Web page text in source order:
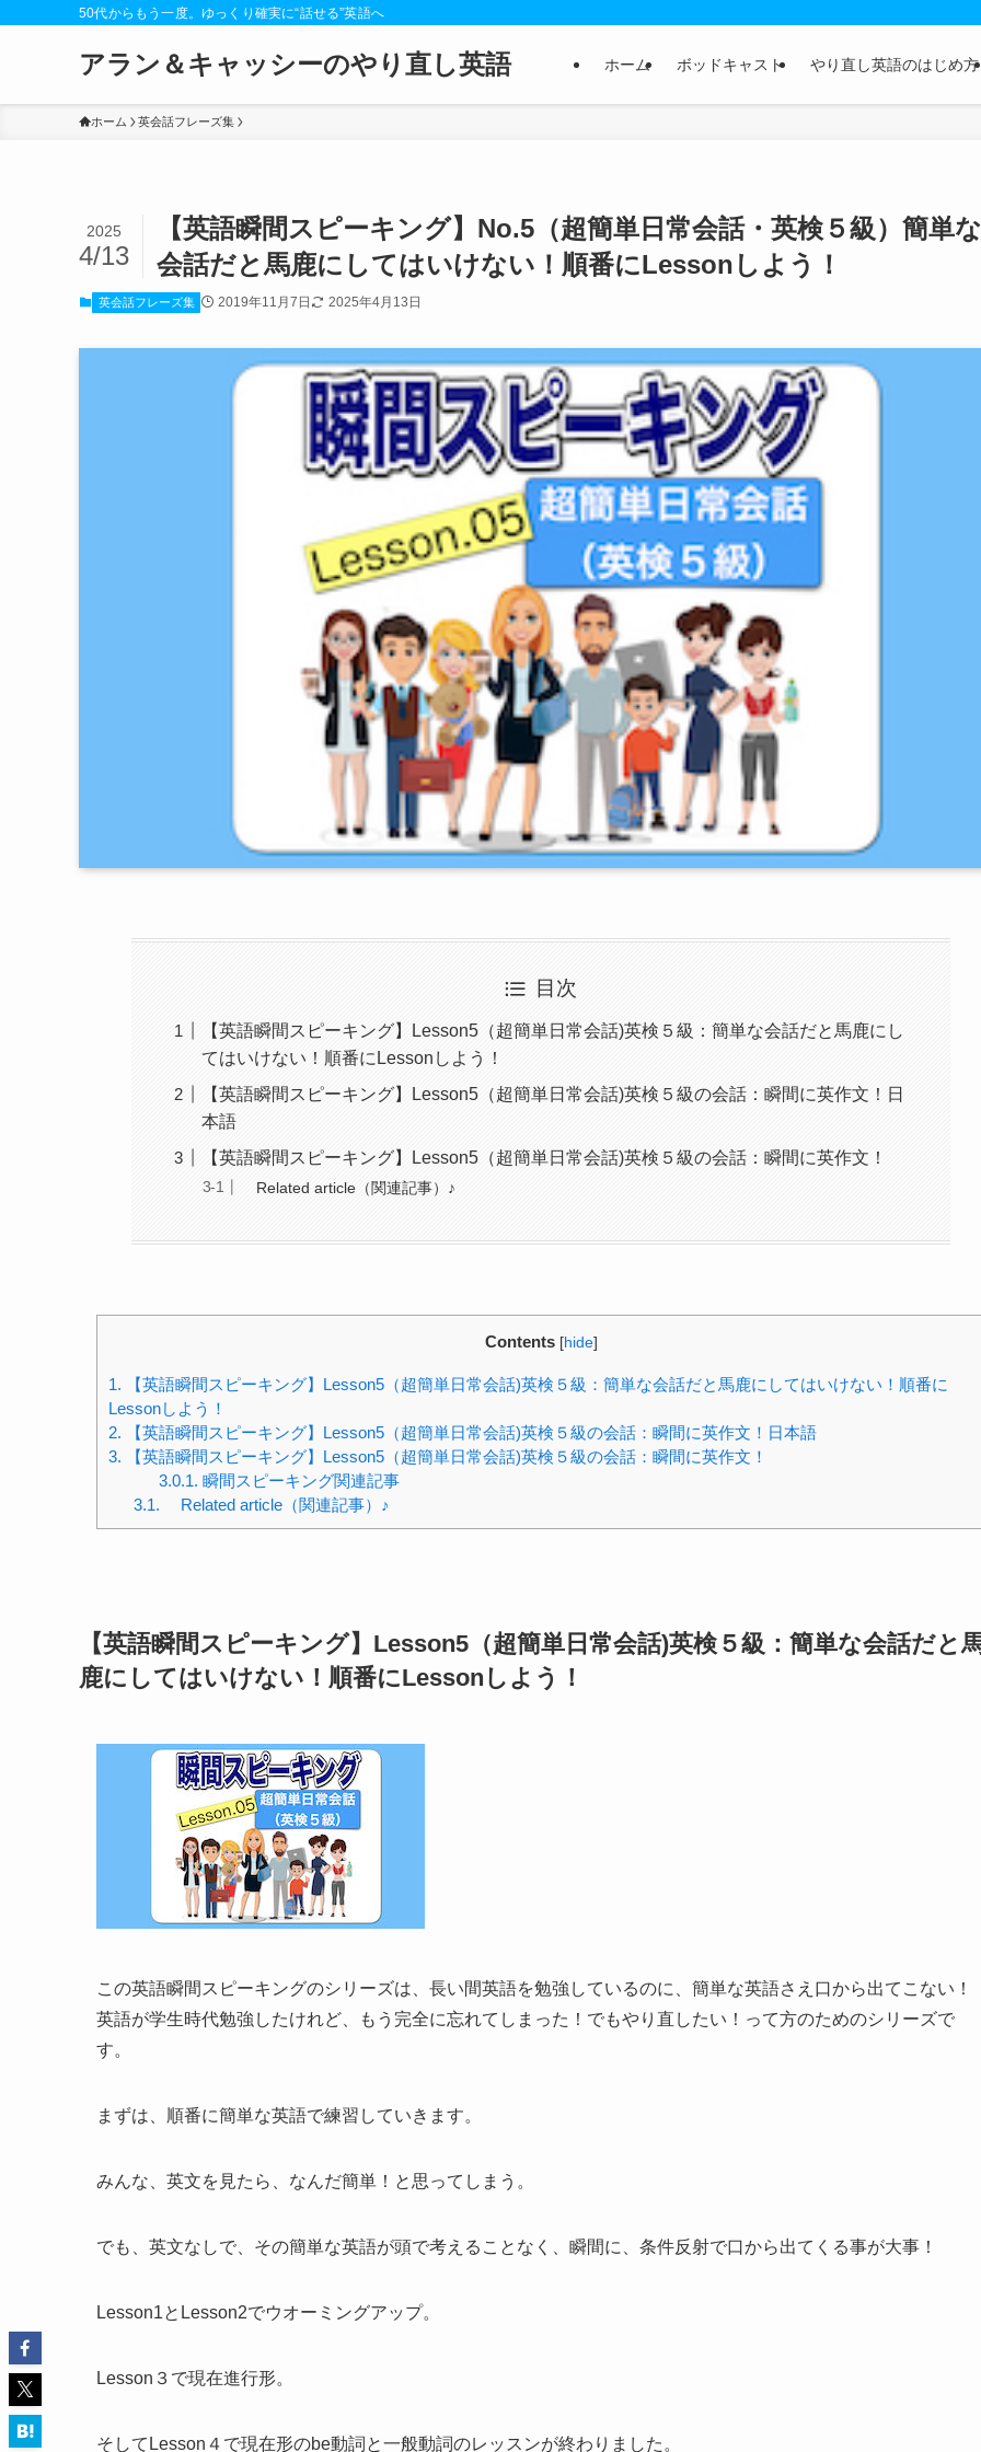
50代からもう一度。ゆっくり確実に“話せる”英語へ
アラン＆キャッシーのやり直し英語 ホーム ボッドキャスト やり直し英語のはじめ方
ホーム 英会話フレーズ集
【英語瞬間スピーキング】No.5（超簡単日常会話・英検５級）簡単な
会話だと馬鹿にしてはいけない！順番にLessonしよう！
2025
4/13
英会話フレーズ集 2019年11月7日 2025年4月13日
目次
【英語瞬間スピーキング】Lesson5（超簡単日常会話)英検５級：簡単な会話だと馬鹿にし
てはいけない！順番にLessonしよう！
【英語瞬間スピーキング】Lesson5（超簡単日常会話)英検５級の会話：瞬間に英作文！日
本語
【英語瞬間スピーキング】Lesson5（超簡単日常会話)英検５級の会話：瞬間に英作文！
Related article（関連記事）♪
Contents [hide]
1. 【英語瞬間スピーキング】Lesson5（超簡単日常会話)英検５級：簡単な会話だと馬鹿にしてはいけない！順番に
Lessonしよう！
2. 【英語瞬間スピーキング】Lesson5（超簡単日常会話)英検５級の会話：瞬間に英作文！日本語
3. 【英語瞬間スピーキング】Lesson5（超簡単日常会話)英検５級の会話：瞬間に英作文！
3.0.1. 瞬間スピーキング関連記事
3.1. Related article（関連記事）♪
【英語瞬間スピーキング】Lesson5（超簡単日常会話)英検５級：簡単な会話だと
鹿にしてはいけない！順番にLessonしよう！
この英語瞬間スピーキングのシリーズは、長い間英語を勉強しているのに、簡単な英語さえ口から出てこない！
英語が学生時代勉強したけれど、もう完全に忘れてしまった！でもやり直したい！って方のためのシリーズで
す。
まずは、順番に簡単な英語で練習していきます。
みんな、英文を見たら、なんだ簡単！と思ってしまう。
でも、英文なしで、その簡単な英語が頭で考えることなく、瞬間に、条件反射で口から出てくる事が大事！
Lesson1とLesson2でウオーミングアップ。
Lesson３で現在進行形。
そしてLesson４で現在形のbe動詞と一般動詞のレッスンが終わりました。